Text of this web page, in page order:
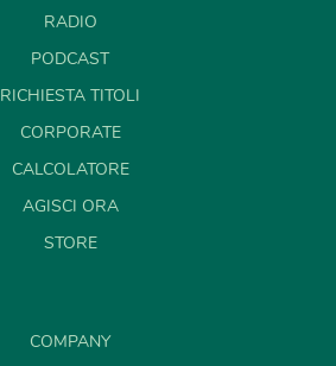
RADIO
PODCAST
RICHIESTA TITOLI
CORPORATE
CALCOLATORE
AGISCI ORA
STORE
COMPANY